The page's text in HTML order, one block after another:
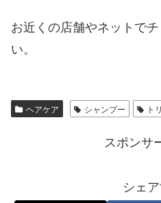
お近くの店舗やネットで
い。
ヘアケア シャンプー ト
スポンサ
シェ